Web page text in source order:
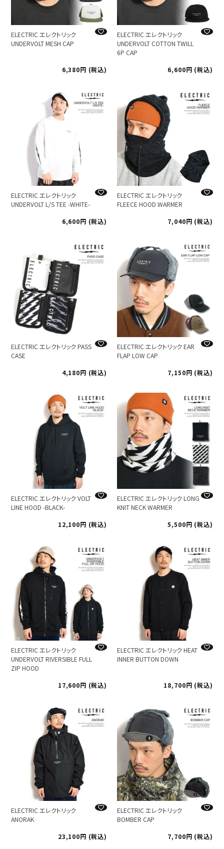
ELECTRIC エレクトリック
UNDERVOLT MESH CAP
6,380 税込
ELECTRIC エレクトリック
UNDERVOLT COTTON TWILL
6P CAP
6,600
税込
ELECTRIC エレクトリック
UNDERVOLT L/S TEE -WHITE-
6,600
税込
ELECTRIC エレクトリック
FLEECE HOOD WARMER
7,040
税込
ELECTRIC エレクトリック PASS
CASE
4,180
税込
ELECTRIC エレクトリック EAR
FLAP LOW CAP
7,150
税込
ELECTRIC エレクトリック VOLT
LINE HOOD -BLACK-
12,100
税込
ELECTRIC エレクトリック LONG
KNIT NECK WARMER
5,500
税込
ELECTRIC エレクトリック
UNDERVOLT RIVERSIBLE FULL
ZIP HOOD
17,600
税込
ELECTRIC エレクトリック HEAT
INNER BUTTON DOWN
18,700 税込
ELECTRIC エレクトリック
ANORAK
23,100
税込
ELECTRIC エレクトリック
BOMBER CAP
7,700
税込